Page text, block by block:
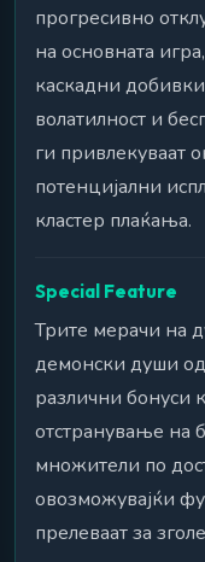
прогресивно
на основната
каскадни
волатилност и
ги привлекуваат
потенцијални
кластер плаќања.
Special Feature
Трите мерачи на
демонски души
различни бонуси
отстранување на
множители по
овозможувајќи
прелеваат за